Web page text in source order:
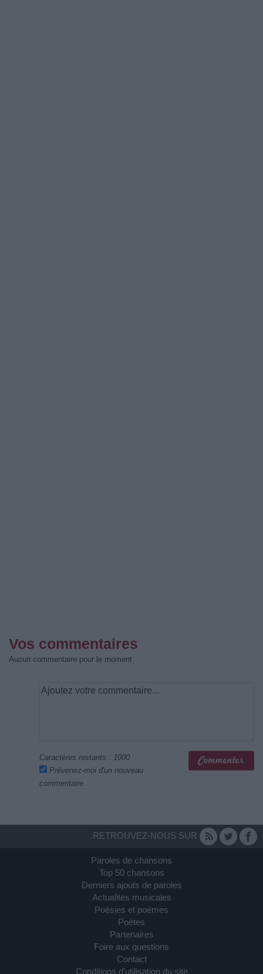
Vos commentaires
Aucun commentaire pour le moment
Caractères restants : 1000
Prévenez-moi d'un nouveau
commentaire
RETROUVEZ-NOUS SUR
Paroles de chansons
Top 50 chansons
Derniers ajouts de paroles
Actualités musicales
Poésies et poèmes
Poètes
Partenaires
Foire aux questions
Contact
Conditions d'utilisation du site